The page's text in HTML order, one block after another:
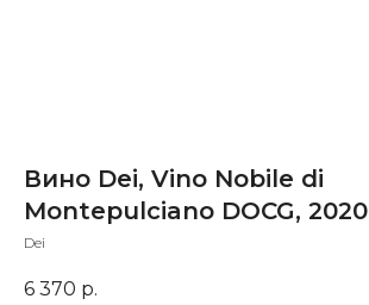
Вино Dei, Vino Nobile di
Montepulciano DOCG, 2020
Dei
6 370 р.